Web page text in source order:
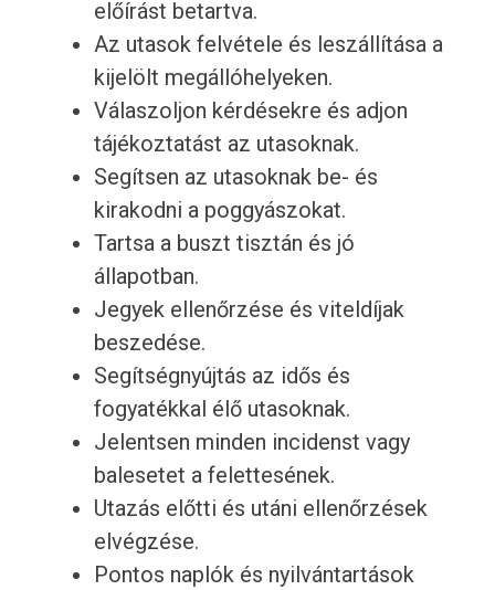
előírást betartva.
Az utasok felvétele és leszállítása a
kijelölt megállóhelyeken.
Válaszoljon kérdésekre és adjon
tájékoztatást az utasoknak.
Segítsen az utasoknak be- és
kirakodni a poggyászokat.
Tartsa a buszt tisztán és jó
állapotban.
Jegyek ellenőrzése és viteldíjak
beszedése.
Segítségnyújtás az idős és
fogyatékkal élő utasoknak.
Jelentsen minden incidenst vagy
balesetet a felettesének.
Utazás előtti és utáni ellenőrzések
elvégzése.
Pontos naplók és nyilvántartások